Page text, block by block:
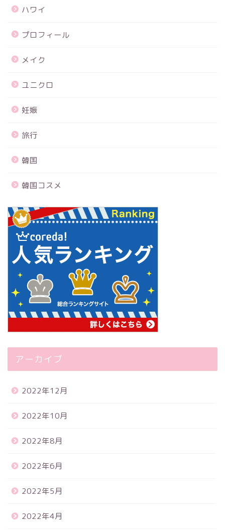
ハワイ
プロフィール
メイク
ユニクロ
妊娠
旅行
韓国
韓国コスメ
アーカイブ
2022年12月
2022年10月
2022年8月
2022年6月
2022年5月
2022年4月